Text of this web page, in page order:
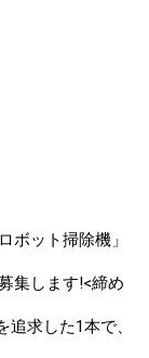
ボット掃除機」
集します!<締め
求した1本で、